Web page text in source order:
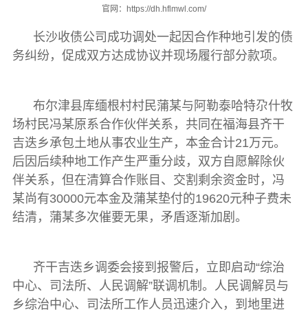
官网：https://dh.hflmwl.com/
长沙收债公司 成功调处一起因合作种地引发的债
务纠纷，促成双方达成协议并现场履行部分款项。
布尔津县库缅根村村民蒲某与阿勒泰哈特尕什牧
场村民冯某原系合作伙伴关系，共同在福海县齐干
吉迭乡承包土地从事农业生产，本金合计21万元。
后因后续种地工作产生严重分歧，双方自愿解除伙
伴关系，但在清算合作账目、交割剩余资金时，冯
某尚有30000元本金及蒲某垫付的19620元种子费未
结清，蒲某多次催要无果，矛盾逐渐加剧。
齐干吉迭乡调委会接到报警后，立即启动“综治
中心、司法所、人民调解”联调机制。人民调解员与
乡综治中心、司法所工作人员迅速介入，到地里进